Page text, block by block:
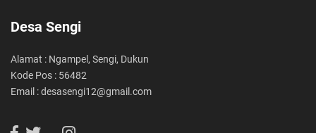
Desa Sengi
Alamat : Ngampel, Sengi, Dukun
Kode Pos : 56482
Email : desasengi12@gmail.com